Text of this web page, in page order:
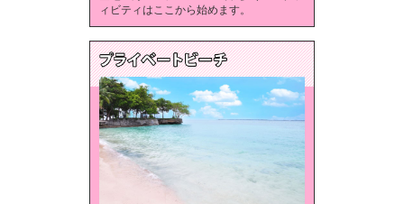
ィビティはここから始めます。